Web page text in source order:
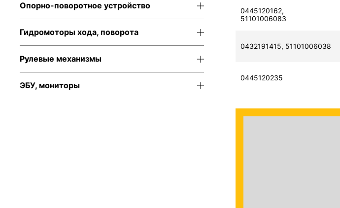
Опорно-поворотное устройство
Гидромоторы хода, поворота
Рулевые механизмы
ЭБУ, мониторы
0445120162,
51101006083
0432191415, 51101006038
0445120235